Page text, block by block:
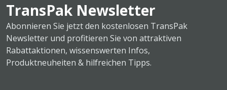
TransPak Newsletter
Abonnieren Sie jetzt den kostenlosen TransPak
Newsletter und profitieren Sie von attraktiven
Rabattaktionen, wissenswerten Infos,
Produktneuheiten & hilfreichen Tipps.